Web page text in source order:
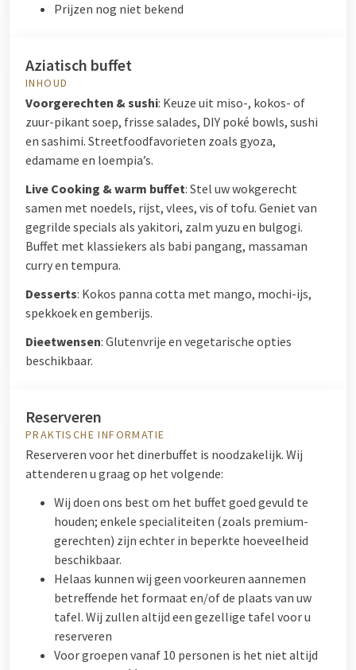
Prijzen nog niet bekend
Aziatisch buffet
INHOUD
Voorgerechten & sushi: Keuze uit miso-, kokos- of
zuur-pikant soep, frisse salades, DIY poké bowls, sushi
en sashimi. Streetfoodfavorieten zoals gyoza,
edamame en loempia’s.
Live Cooking & warm buffet: Stel uw wokgerecht
samen met noedels, rijst, vlees, vis of tofu. Geniet van
gegrilde specials als yakitori, zalm yuzu en bulgogi.
Buffet met klassiekers als babi pangang, massaman
curry en tempura.
Desserts: Kokos panna cotta met mango, mochi-ijs,
spekkoek en gemberijs.
Dieetwensen: Glutenvrije en vegetarische opties
beschikbaar.
Reserveren
PRAKTISCHE INFORMATIE
Reserveren voor het dinerbuffet is noodzakelijk. Wij
attenderen u graag op het volgende:
Wij doen ons best om het buffet goed gevuld te
houden; enkele specialiteiten (zoals premium-
gerechten) zijn echter in beperkte hoeveelheid
beschikbaar.
Helaas kunnen wij geen voorkeuren aannemen
betreffende het formaat en/of de plaats van uw
tafel. Wij zullen altijd een gezellige tafel voor u
reserveren
Voor groepen vanaf 10 personen is het niet altijd